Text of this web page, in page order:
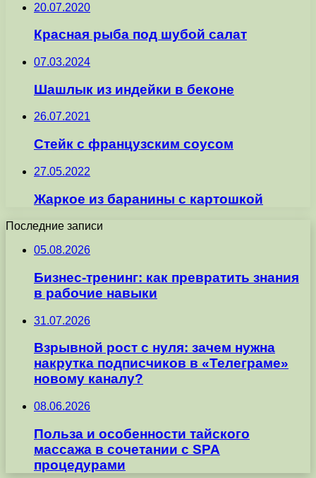
20.07.2020
Красная рыба под шубой салат
07.03.2024
Шашлык из индейки в беконе
26.07.2021
Стейк с французским соусом
27.05.2022
Жаркое из баранины с картошкой
Последние записи
05.08.2026
Бизнес-тренинг: как превратить знания
в рабочие навыки
31.07.2026
Взрывной рост с нуля: зачем нужна
накрутка подписчиков в «Телеграме»
новому каналу?
08.06.2026
Польза и особенности тайского
массажа в сочетании с SPA
процедурами